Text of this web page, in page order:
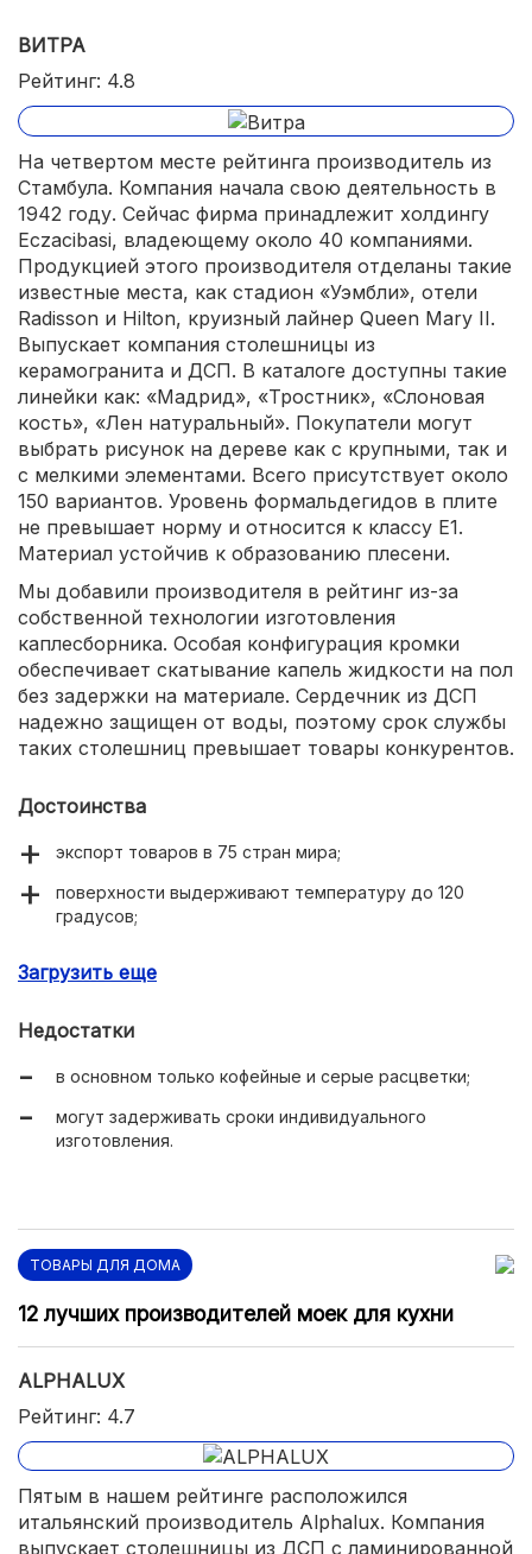
ВИТРА
Рейтинг: 4.8
На четвертом месте рейтинга производитель из
Стамбула. Компания начала свою деятельность в
1942 году. Сейчас фирма принадлежит холдингу
Eczacibasi, владеющему около 40 компаниями.
Продукцией этого производителя отделаны такие
известные места, как стадион «Уэмбли», отели
Radisson и Hilton, круизный лайнер Queen Mary II.
Выпускает компания столешницы из
керамогранита и ДСП. В каталоге доступны такие
линейки как: «Мадрид», «Тростник», «Слоновая
кость», «Лен натуральный». Покупатели могут
выбрать рисунок на дереве как с крупными, так и
с мелкими элементами. Всего присутствует около
150 вариантов. Уровень формальдегидов в плите
не превышает норму и относится к классу Е1.
Материал устойчив к образованию плесени.
Мы добавили производителя в рейтинг из-за
собственной технологии изготовления
каплесборника. Особая конфигурация кромки
обеспечивает скатывание капель жидкости на пол
без задержки на материале. Сердечник из ДСП
надежно защищен от воды, поэтому срок службы
таких столешниц превышает товары конкурентов.
Достоинства
экспорт товаров в 75 стран мира;
поверхности выдерживают температуру до 120
градусов;
для единого вида;
Загрузить еще
Недостатки
в основном только кофейные и серые расцветки;
могут задерживать сроки индивидуального
изготовления.
ТОВАРЫ ДЛЯ ДОМА
12 лучших производителей моек для кухни
ALPHALUX
Рейтинг: 4.7
Пятым в нашем рейтинге расположился
итальянский производитель Alphalux. Компания
выпускает столешницы из ДСП с ламинированной